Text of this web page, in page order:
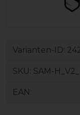
Varianten-ID:
SKU: SAM-
EAN: